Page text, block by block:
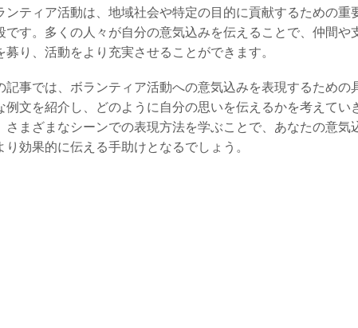
ンティア活動は、地域社会や特定の目的に貢献するための重
です。多くの人々が自分の意気込みを伝えることで、仲間や
募り、活動をより充実させることができます。
記事では、ボランティア活動への意気込みを表現するための
例文を紹介し、どのように自分の思いを伝えるかを考えてい
さまざまなシーンでの表現方法を学ぶことで、あなたの意気
り効果的に伝える手助けとなるでしょう。